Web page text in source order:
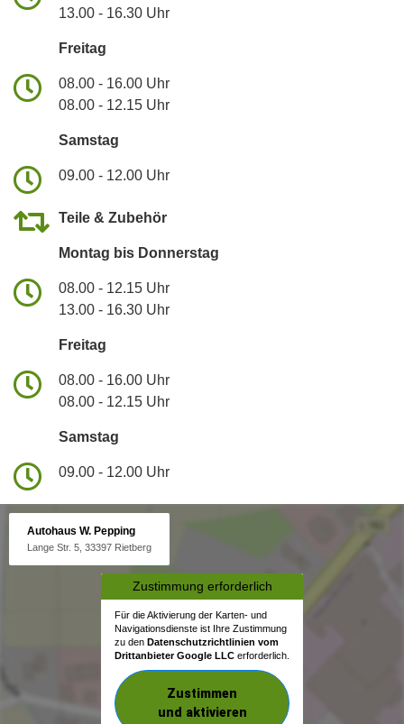
13.00 - 16.30 Uhr
Freitag
08.00 - 16.00 Uhr
08.00 - 12.15 Uhr
Samstag
09.00 - 12.00 Uhr
Teile & Zubehör
Montag bis Donnerstag
08.00 - 12.15 Uhr
13.00 - 16.30 Uhr
Freitag
08.00 - 16.00 Uhr
08.00 - 12.15 Uhr
Samstag
09.00 - 12.00 Uhr
Autohaus W. Pepping
Lange Str. 5, 33397 Rietberg
Zustimmung erforderlich
Für die Aktivierung der Karten- und
Navigationsdienste ist Ihre Zustimmung
zu den Datenschutzrichtlinien vom
Drittanbieter Google LLC erforderlich.
Zustimmen
und aktivieren